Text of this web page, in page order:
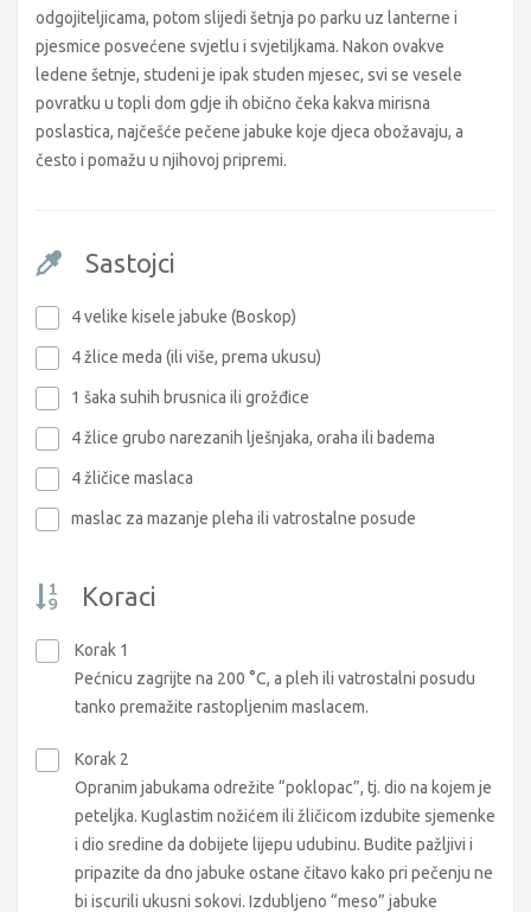
odgojiteljicama, potom slijedi šetnja po parku uz lanterne i
pjesmice posvećene svjetlu i svjetiljkama. Nakon ovakve
ledene šetnje, studeni je ipak studen mjesec, svi se vesele
povratku u topli dom gdje ih obično čeka kakva mirisna
poslastica, najčešće pečene jabuke koje djeca obožavaju, a
često i pomažu u njihovoj pripremi.
Sastojci
4 velike kisele jabuke (Boskop)
4 žlice meda (ili više, prema ukusu)
1 šaka suhih brusnica ili grožđice
4 žlice grubo narezanih lješnjaka, oraha ili badema
4 žličice maslaca
maslac za mazanje pleha ili vatrostalne posude
Koraci
Korak 1
Pećnicu zagrijte na 200 °C, a pleh ili vatrostalni posudu
tanko premažite rastopljenim maslacem.
Korak 2
Opranim jabukama odrežite “poklopac”, tj. dio na kojem je
peteljka. Kuglastim nožićem ili žličicom izdubite sjemenke
i dio sredine da dobijete lijepu udubinu. Budite pažljivi i
pripazite da dno jabuke ostane čitavo kako pri pečenju ne
bi iscurili ukusni sokovi. Izdubljeno “meso” jabuke